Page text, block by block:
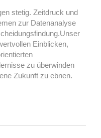
stetig. Zeitdruck und
zur Datenanalyse
Einblicken,
zu überwinden
Zukunft zu ebnen.